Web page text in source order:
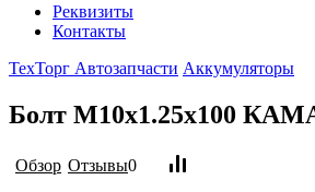
Реквизиты
Контакты
ТехТорг Автозапчасти Аккумуляторы
Болт М10х1.25х100
Обзор Отзывы0